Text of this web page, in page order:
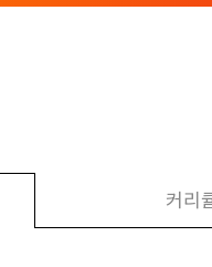
커리